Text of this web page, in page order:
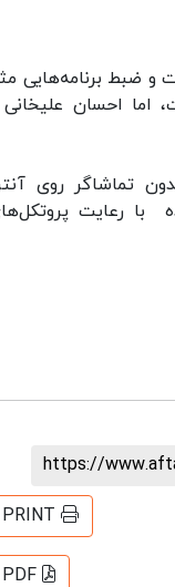
و ضبط برنامه‌هایی مثل
احسان علیخانی و
تماشاگر روی آنتن
رعایت پروتکل‌های
https://
PRINT
PDF